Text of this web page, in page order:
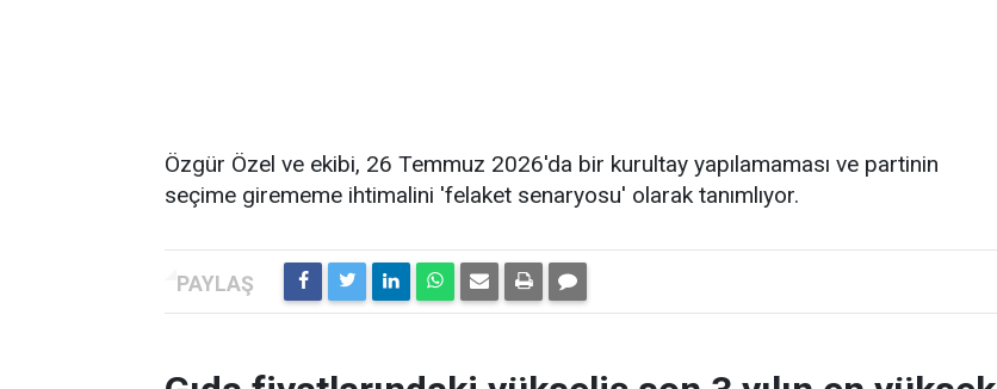
Özgür Özel ve ekibi, 26 Temmuz 2026'da bir kurultay yapılamaması ve partinin
seçime girememe ihtimalini 'felaket senaryosu' olarak tanımlıyor.